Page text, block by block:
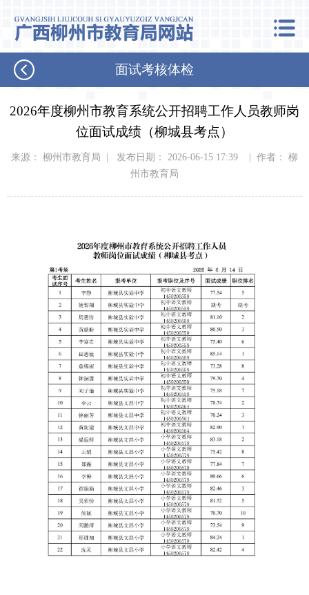
面试考核体检
2026年度柳州市教育系统公开招聘工作人员教师岗
位面试成绩（柳城县考点）
来源： 柳州市教育局 | 发布日期： 2026-06-15 17:39 | 作者： 柳
州市教育局